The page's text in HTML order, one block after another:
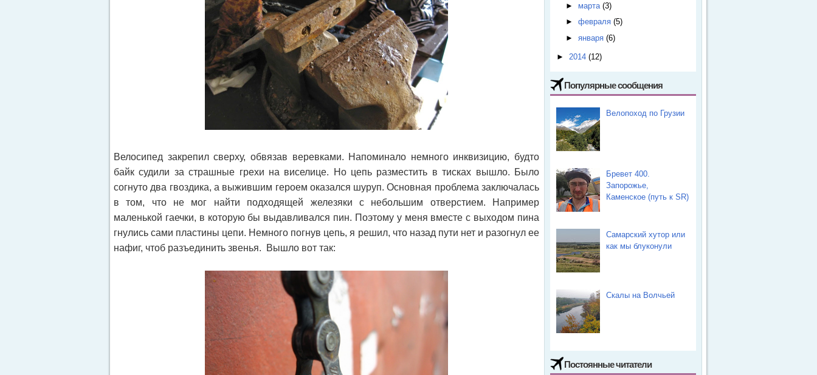
Велосипед закрепил сверху, обвязав веревками. Напоминало немного инквизицию, будто
байк судили за страшные грехи на виселице. Но цепь разместить в тисках вышло. Было
согнуто два гвоздика, а выжившим героем оказался шуруп. Основная проблема заключалась
в том, что не мог найти подходящей железяки с небольшим отверстием. Например
маленькой гаечки, в которую бы выдавливался пин. Поэтому у меня вместе с выходом пина
гнулись сами пластины цепи. Немного погнув цепь, я решил, что назад пути нет и разогнул ее
нафиг, чтоб разъединить звенья. Вышло вот так:
► марта (3)
►февраля (5)
►января (6)
► 2014 (12)
Популярные сообщения
Велопоход по Грузии
Бревет 400.
Запорожье,
Каменское (путь к SR)
Самарский хутор или
как мы блуконули
Скалы на Волчьей
Постоянные читатели